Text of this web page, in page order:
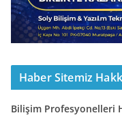
Haber Sitemiz
Bilişim Profesyonelleri